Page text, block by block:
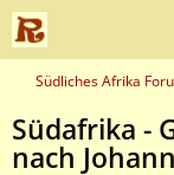
Südliches Afrika
Südafrika -
nach